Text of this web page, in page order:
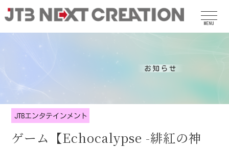
MENU
ゲーム【Echocalypse -緋紅の神